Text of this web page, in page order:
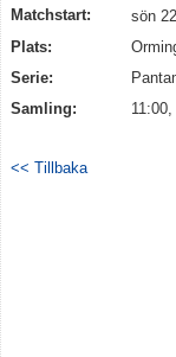
Matchstart:
sön
Plats:
Serie:
Samling:
<< Tillbaka